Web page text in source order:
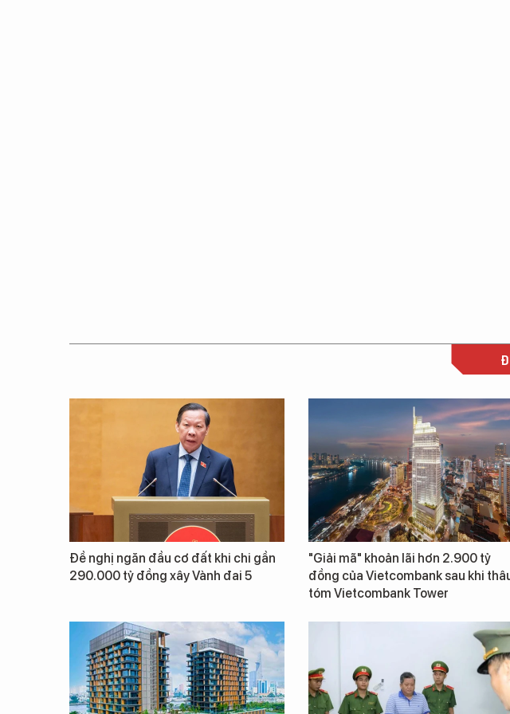
Đề nghị ngăn đầu cơ đất khi chi gần
290.000 tỷ đồng xây Vành đai 5
"Giải mã" khoản lãi hơn 2.900 tỷ
đồng của Vietcombank sau khi
tóm Vietcombank Tower